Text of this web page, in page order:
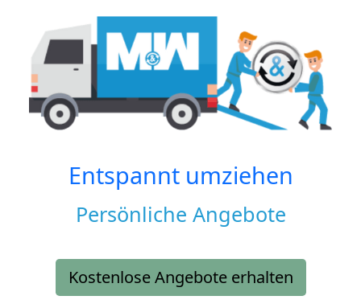
Entspannt umziehen
Persönliche Angebote
Kostenlose Angebote erhalten